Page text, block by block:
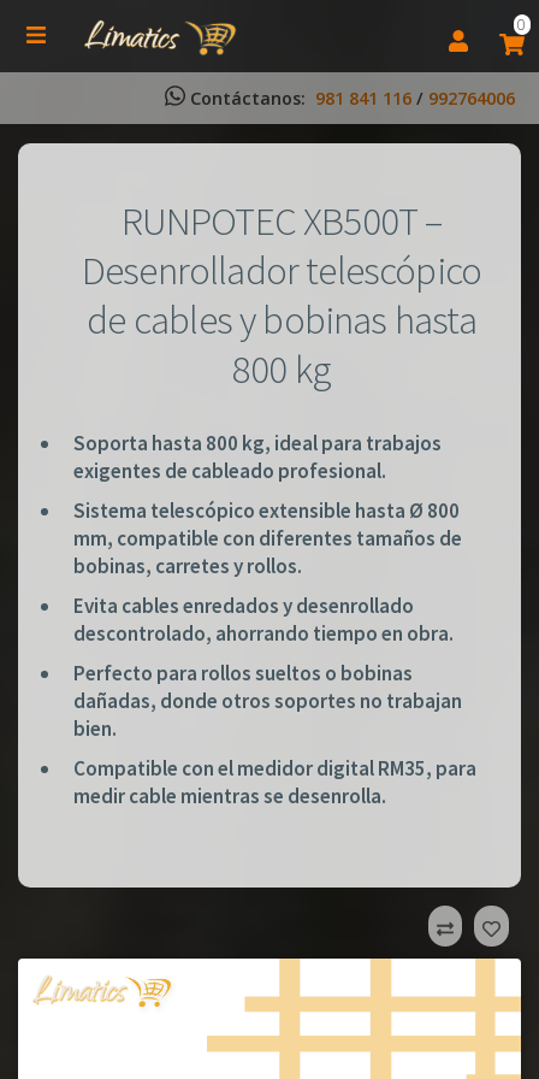
0
Contáctanos: 981 841 116 / 992764006
RUNPOTEC XB500T –
Desenrollador telescópico
de cables y bobinas hasta
800 kg
Soporta hasta 800 kg, ideal para trabajos
exigentes de cableado profesional.
Sistema telescópico extensible hasta Ø 800
mm, compatible con diferentes tamaños de
bobinas, carretes y rollos.
Evita cables enredados y desenrollado
descontrolado, ahorrando tiempo en obra.
Perfecto para rollos sueltos o bobinas
dañadas, donde otros soportes no trabajan
bien.
Compatible con el medidor digital RM35, para
medir cable mientras se desenrolla.